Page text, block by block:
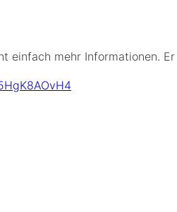
einfach mehr Informationen.